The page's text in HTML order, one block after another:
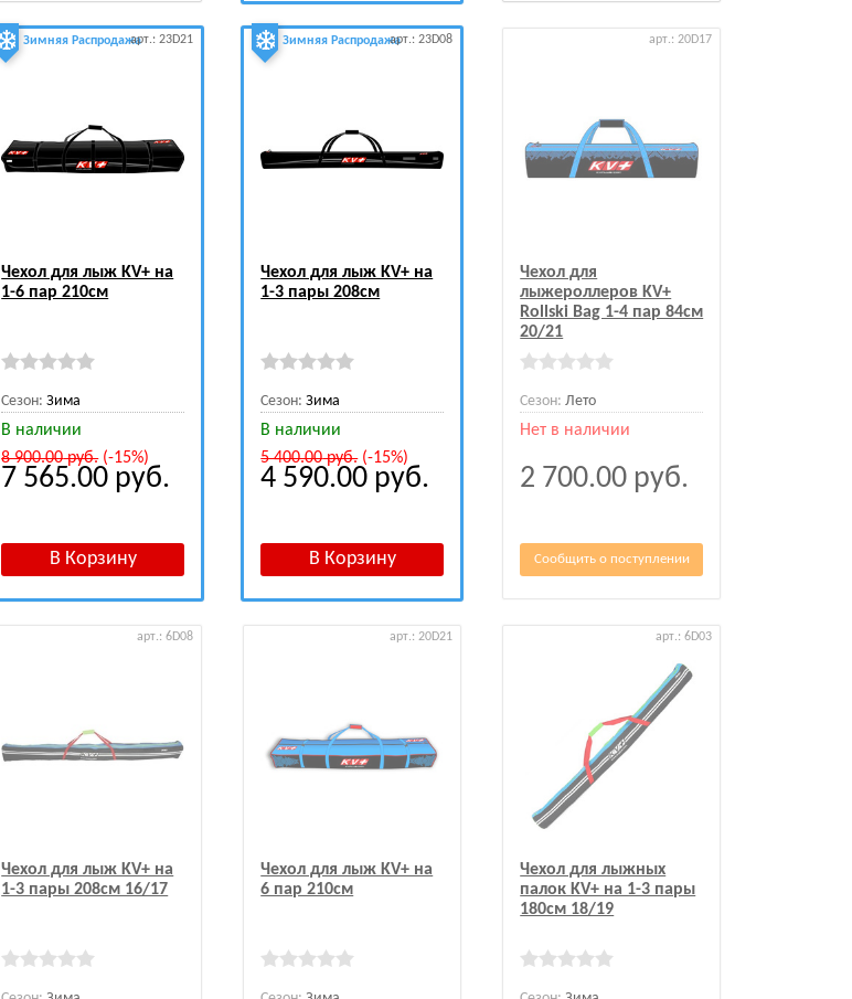
Зимняя Распродажаарт.: 23D21
Чехол для лыж KV+ на
1-6 пар 210см
Сезон: Зима
В наличии
8 900.00руб.(-15%)
7 565.00 руб.
Зимняя Распродажаарт.: 23D08
Чехол для лыж KV+ на
1-3 пары 208см
Сезон: Зима
В наличии
5 400.00руб.(-15%)
4 590.00 руб.
арт.: 20D17
Чехол для
лыжероллеров KV+
Rollski Bag 1-4 пар 84см
20/21
Сезон: Лето
Нет в наличии
2 700.00 руб.
Сообщить о поступлении
арт.: 6D08
Чехол для лыж KV+ на
1-3 пары 208см 16/17
арт.: 20D21
Чехол для лыж KV+ на
6 пар 210см
арт.: 6D03
Чехол для лыжных
палок KV+ на 1-3 пары
180см 18/19